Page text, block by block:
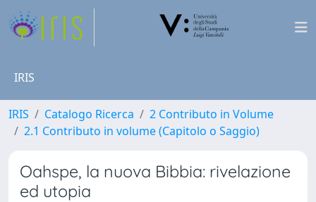
IRIS
IRIS Catalogo Ricerca
2 Contributo in Volume
2.1 Contributo in volume (Capitolo o Saggio)
Oahspe, la nuova Bibbia: rivelazione
ed utopia